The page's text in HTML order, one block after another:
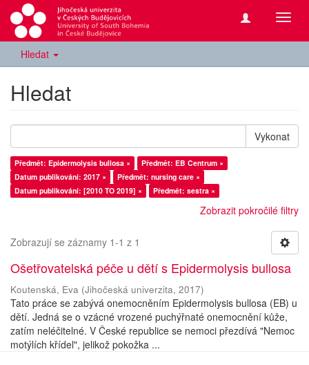
Hledat
Hledat
Vykonat
Předmět: Epidermolysis bullosa ×
Předmět: EB Centrum ×
Datum publikování: 2017 ×
Předmět: nursing care ×
Datum publikování: [2010 TO 2019] ×
Předmět: sestra ×
Zobrazit pokročilé filtry
Zobrazují se záznamy 1-1 z 1
Ošetřovatelská péče u dětí s Epidermolysis bullosa
Koutenská, Eva (Jihočeská univerzita, 2017)
Tato práce se zabývá onemocněním Epidermolysis bullosa (EB) u
dětí. Jedná se o vzácné vrozené puchýřnaté onemocnění kůže,
zatím neléčitelné. V České republice se nemoci přezdívá "Nemoc
motýlích křídel", jelikož pokožka ...